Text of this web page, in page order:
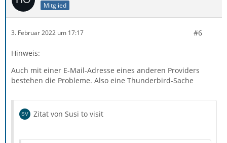
Mitglied
3. Februar 2022 um 17:17 #6
Hinweis:
Auch mit einer E-Mail-Adresse eines anderen Providers
bestehen die Probleme. Also eine Thunderbird-Sache
Zitat von Susi to visit